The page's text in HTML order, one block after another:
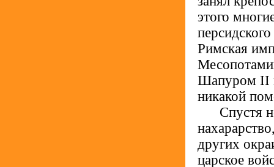
этого
Римская
Шапуром II
никакой
Спустя
других
царское